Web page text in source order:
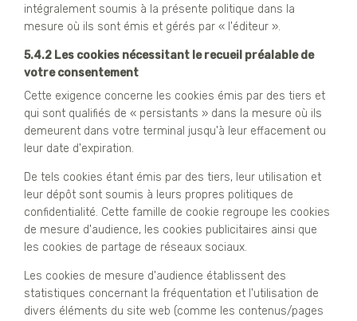
intégralement soumis à la présente politique dans la
mesure où ils sont émis et gérés par « l'éditeur ».
5.4.2 Les cookies nécessitant le recueil préalable de
votre consentement
Cette exigence concerne les cookies émis par des tiers et
qui sont qualifiés de « persistants » dans la mesure où ils
demeurent dans votre terminal jusqu'à leur effacement ou
leur date d'expiration.
De tels cookies étant émis par des tiers, leur utilisation et
leur dépôt sont soumis à leurs propres politiques de
confidentialité. Cette famille de cookie regroupe les cookies
de mesure d'audience, les cookies publicitaires ainsi que
les cookies de partage de réseaux sociaux.
Les cookies de mesure d'audience établissent des
statistiques concernant la fréquentation et l'utilisation de
divers éléments du site web (comme les contenus/pages